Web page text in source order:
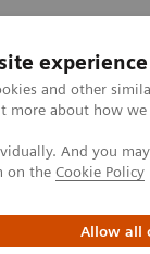
experience
and other
more about how
And you
on the Cookie Policy
Allow all
CT for